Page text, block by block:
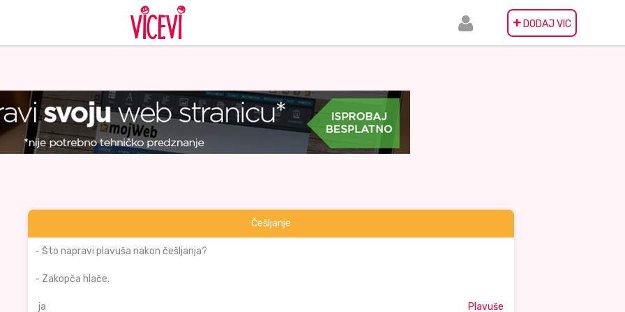
+ DODAJ VIC
Češljanje
- Što napravi plavuša nakon češljanja?
- Zakopča hlače.
ja Plavuše